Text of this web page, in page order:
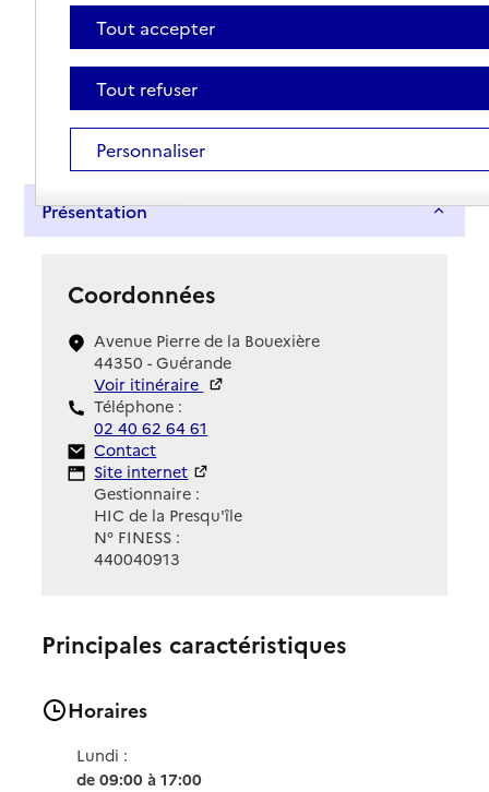
Tout déplier
Présentation
Coordonnées
Avenue Pierre de la Bouexière
44350 - Guérande
Voir itinéraire
Téléphone :
02 40 62 64 61
Contact
Contact
Site Internet
Site internet
Gestionnaire :
HIC de la Presqu'île
N° FINESS :
440040913
Principales caractéristiques
Horaires
Lundi :
de 09:00 à 17:00
Tout accepter
Tout refuser
Personnaliser